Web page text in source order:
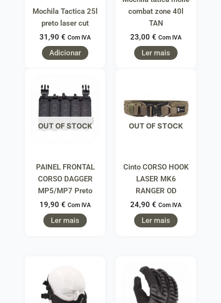
Mochila Tactica 25l
preto laser cut
31,90 € Com IVA
Adicionar
combat zone 40l
TAN
23,00 € Com IVA
Ler mais
OUT OF STOCK
PAINEL FRONTAL
CORSO DAGGER
MP5/MP7 Preto
19,90 € Com IVA
Ler mais
OUT OF STOCK
Cinto CORSO HOOK
LASER MK6
RANGER OD
24,90 € Com IVA
Ler mais